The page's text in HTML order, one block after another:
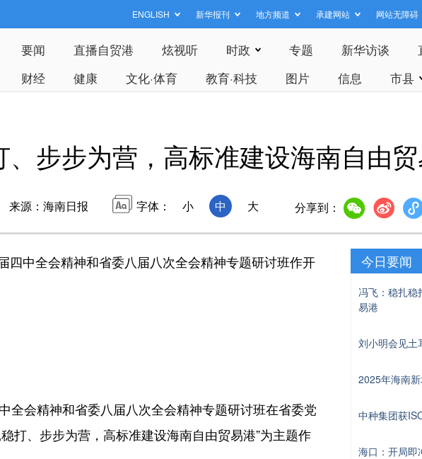
ENGLISH 新华报刊 地方频道 承建网站 网站无障碍
要闻 直播自贸港 炫视听 时政 专题 新华访谈
财经 健康 文化·体育 教育·科技 图片 信息 市县
、步步为营，高标准建设海南自由
来源：海南日报 字体： 小 中 大 分享到：
四中全会精神和省委八届八次全会精神专题研讨班作开
会精神和省委八届八次全会精神专题研讨班在省委党
打、步步为营，高标准建设海南自由贸易港”为主题作
今日要闻
冯飞：稳扎稳
易港
刘小明会见土
2025年海南
中种集团获
海口：开局即